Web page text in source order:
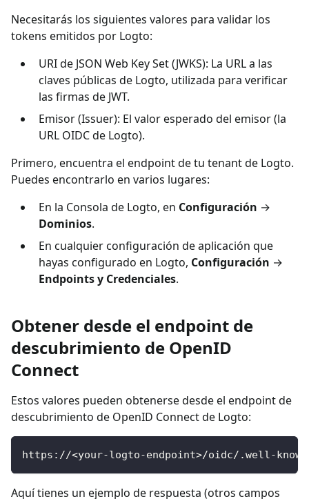
Necesitarás los siguientes valores para validar los
tokens emitidos por Logto:
URI de JSON Web Key Set (JWKS): La URL a las
claves públicas de Logto, utilizada para verificar
las firmas de JWT.
Emisor (Issuer): El valor esperado del emisor (la
URL OIDC de Logto).
Primero, encuentra el endpoint de tu tenant de Logto.
Puedes encontrarlo en varios lugares:
En la Consola de Logto, en Configuración →
Dominios.
En cualquier configuración de aplicación que
hayas configurado en Logto, Configuración →
Endpoints y Credenciales.
Obtener desde el endpoint de
descubrimiento de OpenID
Connect
Estos valores pueden obtenerse desde el endpoint de
descubrimiento de OpenID Connect de Logto:
https://<your-logto-endpoint>/oidc/.well-
Aquí tienes un ejemplo de respuesta (otros campos